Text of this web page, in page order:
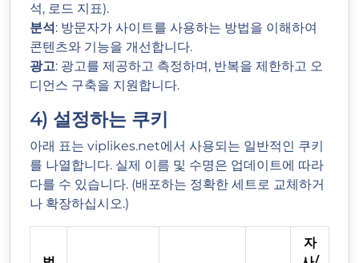
석, 로드 지표).
분석: 방문자가 사이트를 사용하는 방법을 이해하여
콘텐츠와 기능을 개선합니다.
광고: 광고를 제공하고 측정하며, 반복을 제한하고 오
디언스 구축을 지원합니다.
4) 설정하는 쿠키
아래 표는 viplikes.net에서 사용되는 일반적인 쿠키
를 나열합니다. 실제 이름 및 수명은 업데이트에 따라
다를 수 있습니다. (배포하는 정확한 세트로 교체하거
나 확장하십시오.)
자